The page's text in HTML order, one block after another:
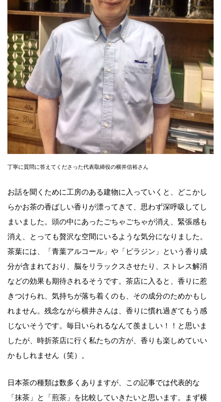
丁寧に質問に答えてくださった代表取締役の横井信裕さん
お話を聞くために工房のある建物に入っていくと、どこかし
らかお茶の香ばしい香りが漂ってきて、思わず深呼吸してし
まいました。頭の中にあったごちゃごちゃが消え、緊張感も
消え、とっても贅沢な空間にいるような気分になりました。
茶葉には、「青葉アルコール」や「ピラジン」という香り成
分が含まれており、脳をリラックスさせたり、ストレス解消
などの効果も期待されるそうです。茶店に入ると、香りに惹
きつけられ、気持ちが落ち着くのも、その成分のためかもし
れません。残念ながら横井さんは、香りに慣れ過ぎてもう感
じないそうです。毎日いられるなんて羨ましい！！と思いま
したが、時折茶店に行く私たちの方が、香りも楽しめていい
かもしれません（笑）。
日本茶の種類は数多くありますが、この記事では代表的な
「抹茶」と「煎茶」を比較していきたいと思います。まず横